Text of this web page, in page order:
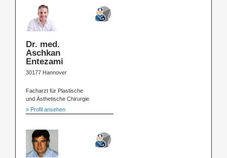
Dr. med.
Aschkan
Entezami
30177 Hannover
Facharzt für Plastische
und Ästhetische Chirurgie
» Profil ansehen